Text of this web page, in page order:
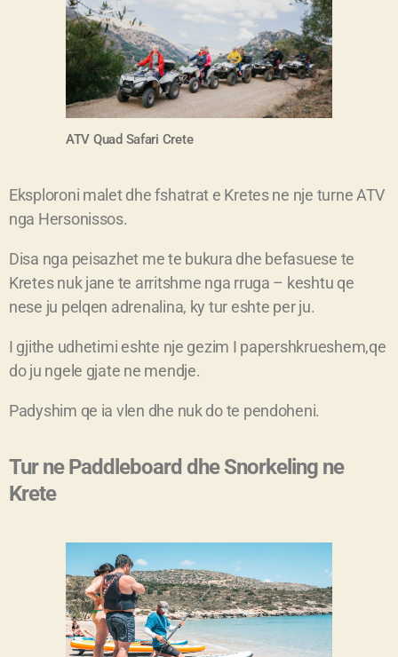
ATV Quad Safari Crete
Eksploroni malet dhe fshatrat e Kretes ne nje turne ATV
nga Hersonissos.
Disa nga peisazhet me te bukura dhe befasuese te
Kretes nuk jane te arritshme nga rruga – keshtu qe
nese ju pelqen adrenalina, ky tur eshte per ju.
I gjithe udhetimi eshte nje gezim I papershkrueshem,qe
do ju ngele gjate ne mendje.
Padyshim qe ia vlen dhe nuk do te pendoheni.
Tur ne Paddleboard dhe Snorkeling ne
Krete